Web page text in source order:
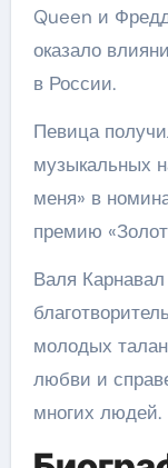
Queen и
оказало
в России.
Певица
музыкальных
меня» в
премию
Валя Карнавал
молодых
любви и
многих людей.